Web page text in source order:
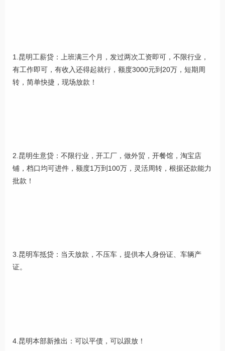
1.昆明工薪贷：上班满三个月，发过两次工资即可，不限行业，
有工作即可，有收入还得起就行，额度3000元到20万，短期周
转，简单快捷，现场放款！
2.昆明生意贷：不限行业，开工厂，做外贸，开餐馆，淘宝店
铺，档口均可进件，额度1万到100万，灵活周转，根据还款能力
批款！
3.昆明车抵贷：当天放款，不压车，提供本人身份证、车辆产
证。
4.昆明本部新推出：可以平债，可以跟放！